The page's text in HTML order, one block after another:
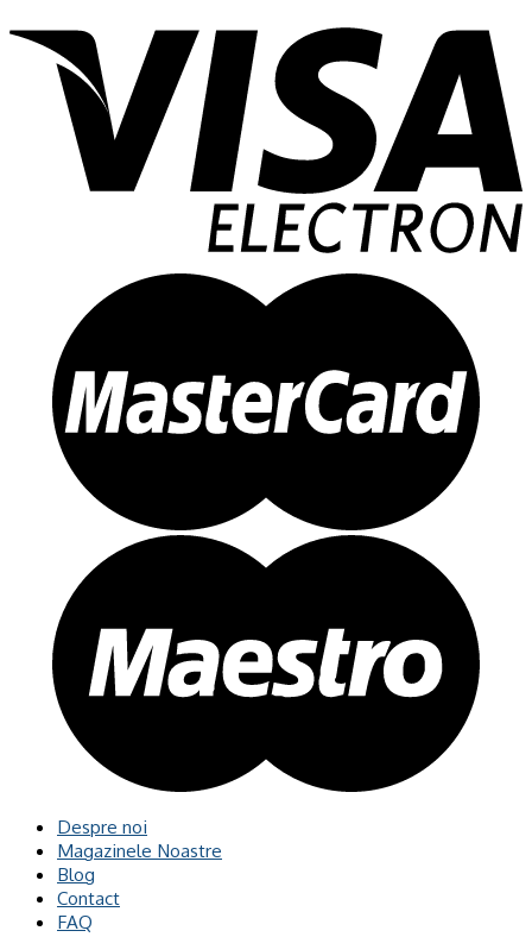
Despre noi
Magazinele Noastre
Blog
Contact
FAQ